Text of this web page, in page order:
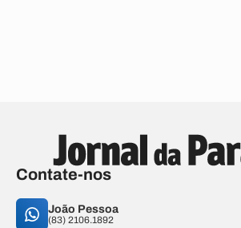
Contate-nos
João Pessoa
(83) 2106.1892